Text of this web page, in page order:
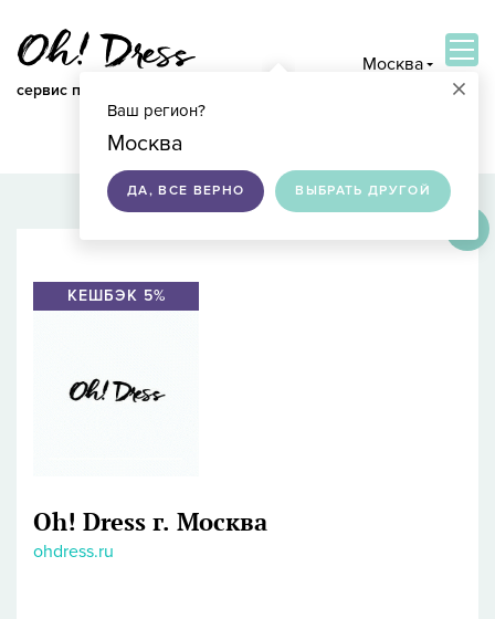
сервис по подбору свадебных платьев
Москва
×
Ваш регион?
Москва
ДА, ВСЕ ВЕРНО ВЫБРАТЬ ДРУГОЙ
×
КЕШБЭК 5%
Oh! Dress г. Москва
ohdress.ru